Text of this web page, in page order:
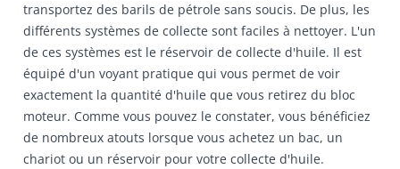
transportez des barils de pétrole sans soucis. De plus, les
différents systèmes de collecte sont faciles à nettoyer. L'un
de ces systèmes est le réservoir de collecte d'huile. Il est
équipé d'un voyant pratique qui vous permet de voir
exactement la quantité d'huile que vous retirez du bloc
moteur. Comme vous pouvez le constater, vous bénéficiez
de nombreux atouts lorsque vous achetez un bac, un
chariot ou un réservoir pour votre collecte d'huile.